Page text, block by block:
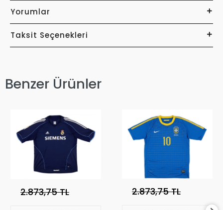
Yorumlar
Taksit Seçenekleri
Benzer Ürünler
2.873,75 TL 2.873,75 TL